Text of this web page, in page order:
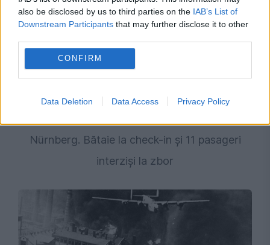
also be disclosed by us to third parties on the IAB’s List of
Downstream Participants that may further disclose it to other
CONFIRM
Data Deletion Data Access Privacy Policy
Nürnberg. Bătaie la check-in și 11 pasageri
interziși la zbor